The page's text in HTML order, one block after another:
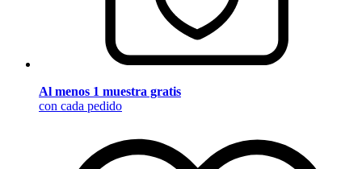
Al menos 1 muestra gratis
con cada pedido